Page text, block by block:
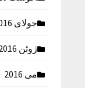
جولای 2016
ژوئن 2016
می 2016